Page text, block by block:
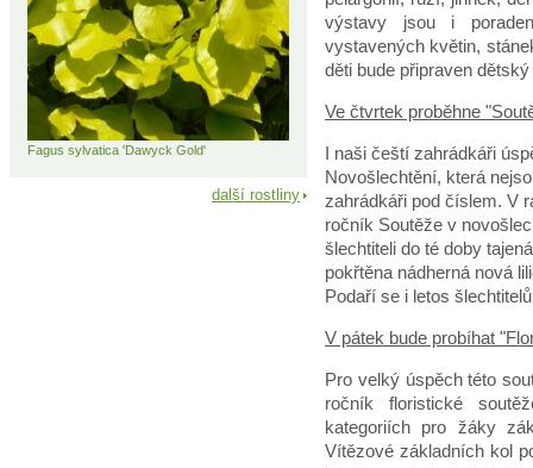
výstavy jsou i
vystavených květin,
děti bude připraven
Ve čtvrtek proběhne
I naši čeští zahrádkáři
Novošlechtění, která
zahrádkáři pod číslem. V
ročník Soutěže v
šlechtiteli do té doby
pokřtěna nádherná nová
Podaří se i letos
V pátek bude probíhat
Pro velký úspěch této
ročník floristické
kategoriích pro žáky
Vítězové základních kol
Fagus sylvatica 'Dawyck Gold'
další rostliny